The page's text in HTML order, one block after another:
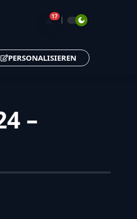
🔔17
PERSONALISIEREN
–